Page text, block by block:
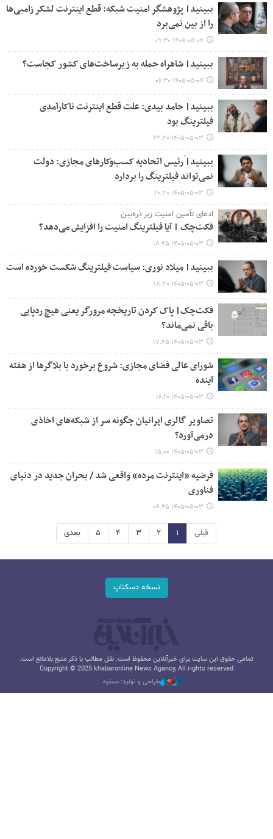
ببینید| پژوهشگر امنیت شبکه: قطع اینترنت لشکر زامبی‌ها
را از بین نمی‌برد
۱۴۰۵-۰۵-۰۴ ۰۹:۳۰
ببینید| شاهراه حمله به زیرساخت‌های کشور کجاست؟
۱۴۰۵-۰۵-۰۴ ۰۶:۳۰
ببینید| حامد بیدی: علت قطع اینترنت ناکارآمدی
فیلترینگ بود
۱۴۰۵-۰۵-۰۳ ۲۲:۳۰
ببینید| ٰرئیس اتحادیه کسب‌وکارهای مجازی: دولت
نمی‌تواند فیلترینگ را بردارد
۱۴۰۵-۰۵-۰۳ ۲۰:۳۰
ادعای تأمین امنیت زیر ذره‌بین
فکت‌چک | آیا فیلترینگ امنیت را افزایش می‌دهد؟
۱۴۰۵-۰۵-۰۳ ۱۸:۴۵
ببینید| میلاد نوری: سیاست فیلترینگ شکست خورده است
۱۴۰۵-۰۵-۰۳ ۱۸:۳۰
فکت‌چک| پاک کردن تاریخچه مرورگر یعنی هیچ ردپایی
باقی نمی‌ماند؟
۱۴۰۵-۰۵-۰۳ ۱۷:۴۵
شورای عالی فضای مجازی: شروع برخورد با بلاگرها از هفته
آینده
۱۴۰۵-۰۵-۰۳ ۱۶:۲۰
تصاویر گالری ایرانیان چگونه سر از شبکه‌های اخاذی
درمی‌آورد؟
۱۴۰۵-۰۵-۰۳ ۱۵:۰۰
فرضیه «اینترنت مرده» واقعی شد / بحران جدید در دنیای
فناوری
۱۴۰۵-۰۵-۰۳ ۰۹:۴۵
قبلی ۱ ۲ ۳ ۴ ۵ بعدی
نسخه دسکتاپ
تمامی حقوق این سایت برای خبرآنلاین محفوظ است. نقل مطالب با ذکر منبع بلامانع است.
Copyright © 2025 khabaronline News Agancy, All rights reserved
طراحی و تولید: نستوه